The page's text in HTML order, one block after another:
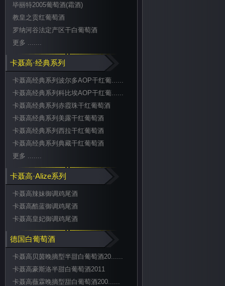
毕丽特2005葡萄酒(霜酒)
教皇之贡红葡萄酒
罗纳河谷法定产区干白葡萄酒
更多 .......
卡聂高·经典系列
卡聂高经典系列波尔多AOP干红葡......
卡聂高经典系列科比埃AOP干红葡......
卡聂高经典系列赤霞珠干红葡萄酒
卡聂高经典系列美露干红葡萄酒
卡聂高经典系列西拉干红葡萄酒
卡聂高经典系列典藏干红葡萄酒
更多 .......
卡聂高·Alize系列
卡聂高辣妹御调鸡尾酒
卡聂高酷蓝御调鸡尾酒
卡聂高皇妃御调鸡尾酒
德国白葡萄酒
卡聂高贝茵晚摘型半甜白葡萄酒20......
卡聂高豪斯洛半甜白葡萄酒2011
卡聂高薇霖晚摘型甜白葡萄酒200......